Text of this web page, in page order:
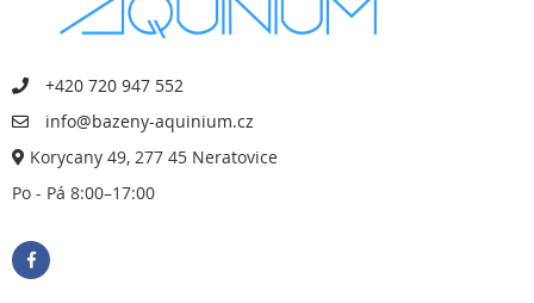
+420 720 947 552
info@bazeny-aquinium.cz
Korycany 49, 277 45 Neratovice
Po - Pá 8:00–17:00